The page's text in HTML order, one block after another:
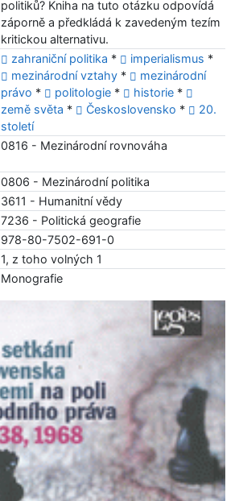
politiků? Kniha na tuto otázku odpovídá
záporně a předkládá k zavedeným tezím
kritickou alternativu.
zahraniční politika * imperialismus *
mezinárodní vztahy*
mezinárodní
právo * politologie* historie*
země světa * Československo *
20.
století
0816 - Mezinárodní rovnováha
0806 - Mezinárodní politika
3611 - Humanitní vědy
7236 - Politická geografie
978-80-7502-691-0
1, z toho volných 1
Monografie